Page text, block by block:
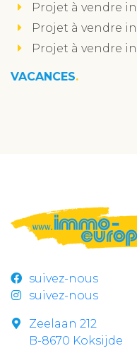
Projet à vendre
Projet à vendre
Projet à vendre
VACANCES
suivez-nous
suivez-nous
Zeelaan 212
B-8670 Koksijde